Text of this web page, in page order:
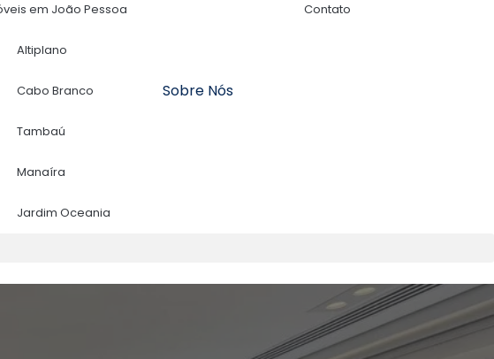
em João Pessoa
Altiplano
Cabo Branco
Tambaú
Manaíra
Jardim Oceania
Sobre Nós
Contato